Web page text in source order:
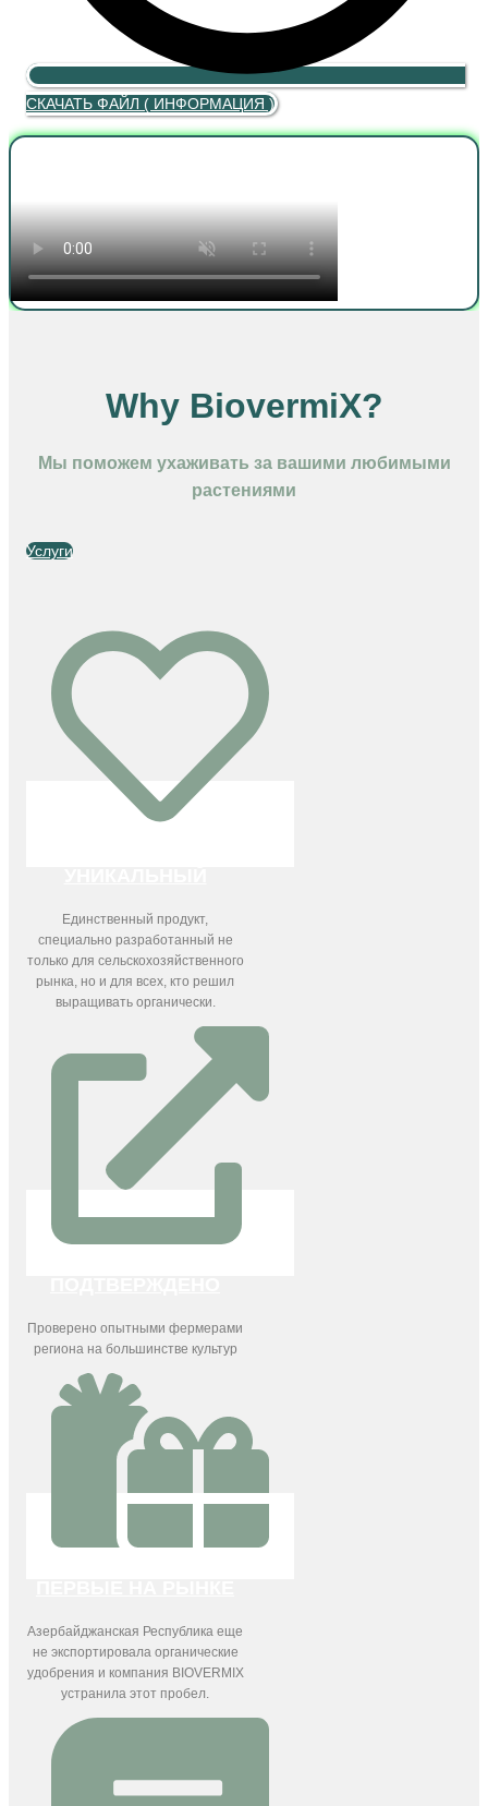
СКАЧАТЬ ФАЙЛ ( ИНФОРМАЦИЯ )
Why BiovermiX?
Мы поможем ухаживать за вашими любимыми
растениями
Услуги
Единственный продукт,
специально разработанный не
только для сельскохозяйственного
рынка, но и для всех, кто решил
выращивать органически.
Проверено опытными фермерами
региона на большинстве культур
Азербайджанская Республика еще
не экспортировала органические
удобрения и компания BIOVERMIX
устранила этот пробел.